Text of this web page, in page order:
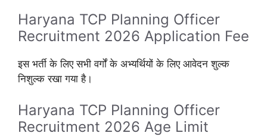
Haryana TCP Planning Officer
Recruitment 2026 Application Fee
इस भर्ती के लिए सभी वर्गों के अभ्यर्थियों के लिए आवेदन शुल्क
निशुल्क रखा गया है।
Haryana TCP Planning Officer
Recruitment 2026 Age Limit